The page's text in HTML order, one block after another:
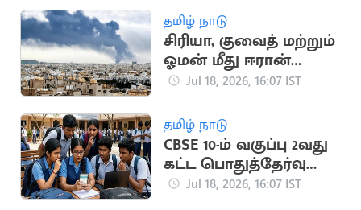
தமிழ் நாடு
சிரியா, குவைத் மற்றும்
ஓமன் மீது ஈரான்
பதிலடி தாக்குதல்
Jul 18, 2026, 16:07 IST
தமிழ் நாடு
CBSE 10-ம் வகுப்பு 2வது
கட்ட பொதுத்தேர்வு
முடிவுகள்
Jul 18, 2026, 16:07 IST